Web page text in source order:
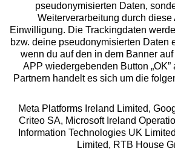
Über uns
Rechtliches
Alle Preise inkl. MwSt., zzgl.
Versandkosten
** Bonität vorausgesetzt, berechtigt zur Bonitätsprüfung
pseudonymisierten Daten,
Weiterverarbeitung durch diese
Einwilligung. Die Trackingdaten
bzw. deine pseudonymisierten Daten
wenn du auf den in dem Banner
APP wiedergebenden Button
Partnern handelt es sich um die
Meta Platforms Ireland Limited,
Criteo SA, Microsoft Ireland
Information Technologies UK
Limited, RTB House